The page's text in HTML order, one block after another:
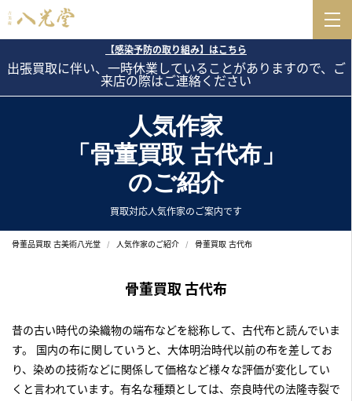
【感染予防の取り組み】はこちら
出張買取に伴い、一時休業していることがありますので、ご
来店の際はご連絡ください
人気作家
「骨董買取 古代布」
のご紹介
買取対応人気作家のご案内です
骨董品買取 古美術八光堂 人気作家のご紹介 骨董買取 古代布
骨董買取 古代布
昔の古い時代の染織物の端布などを総称して、古代布と読んでいま
す。 国内の布に関していうと、大体明治時代以前の布を差してお
り、染めの技術などに関係して価格など様々な評価が変化してい
くと言われています。有名な種類としては、奈良時代の法隆寺裂で